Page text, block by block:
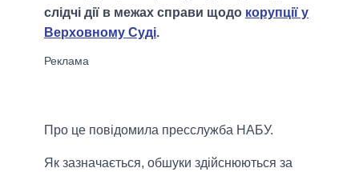
слідчі дії в межах справи щодо корупції у
Верховному Суді.
Про це повідомила пресслужба НАБУ.
Як зазначається, обшуки здійснюються за